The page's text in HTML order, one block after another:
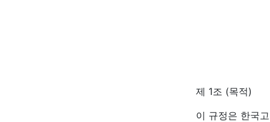
제 1조 (목적)
이 규정은 한국